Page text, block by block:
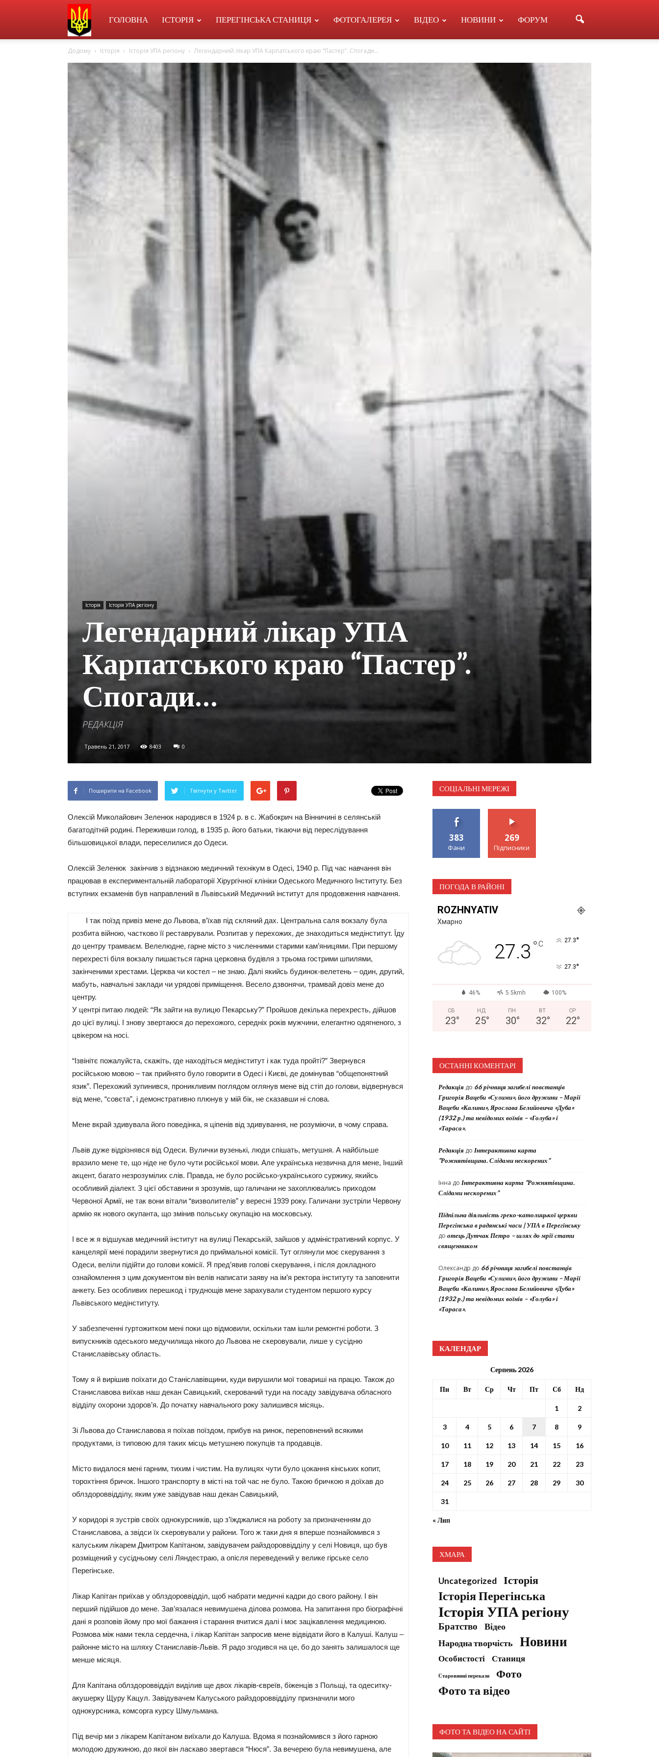
УПА
Перегінську
ГОЛОВНА ІСТОРІЯ ПЕРЕГІНСЬКА СТАНИЦЯ ФОТОГАЛЕРЕЯ ВІДЕО НОВИНИ ФОРУМ
Додому Історія Історія УПА регіону Легендарний лікар УПА Карпатського краю “Пастер”. Спогади…
Історія Історія УПА регіону
Легендарний лікар УПА
Карпатського краю “Пастер”.
Спогади…
РЕДАКЦІЯ
Травень 21, 2017 8403 0
Поширити на Facebook Твітнути у Twitter
Олексій Миколайович Зеленюк народився в 1924 р. в с. Жабокрич на Вінничині в селянській
багатодітній родині. Переживши голод, в 1935 р. його батьки, тікаючи від переслідування
більшовицької влади, переселилися до Одеси.
Олексій Зеленюк закінчив з відзнакою медичний технікум в Одесі, 1940 р. Під час навчання він
працював в експериментальній лабораторії Хірургічної клініки Одеського Медичного Інституту. Без
вступних екзаменів був направлений в Львівський Медичний інститут для продовження навчання.
І так поїзд привіз мене до Львова, в’їхав під скляний дах. Центральна саля вокзалу була
розбита війною, частково її реставрували. Розпитав у перехожих, де знаходиться медінститут. Їду
до центру трамваєм. Велелюдне, гарне місто з численними старими кам’яницями. При першому
перехресті біля вокзалу пишається гарна церковна будівля з трьома гострими шпилями,
закінченими хрестами. Церква чи костел – не знаю. Далі якийсь будинок-велетень – один, другий,
мабуть, навчальні заклади чи урядові приміщення. Весело дзвонячи, трамвай довіз мене до
центру.
У центрі питаю людей: “Як зайти на вулицю Пекарську?” Пройшов декілька перехресть, дійшов
до цієї вулиці. І знову звертаюся до перехожого, середніх років мужчини, елегантно одягненого, з
цвікером на носі.
“Ізвінітє пожалуйста, скажіть, где находіться медінститут і как туда пройті?” Звернувся
російською мовою – так прийнято було говорити в Одесі і Києві, де домінував “общепонятний
язик”. Перехожий зупинився, проникливим поглядом оглянув мене від стіп до голови, відвернувся
від мене, “совєта”, і демонстративно плюнув у мій бік, не сказавши ні слова.
Мене вкрай здивувала його поведінка, я ціпенів від здивування, не розуміючи, в чому справа.
Львів дуже відрізнявся від Одеси. Вулички вузенькі, люди спішать, метушня. А найбільше
вразило мене те, що ніде не було чути російської мови. Але українська незвична для мене, Інший
акцент, багато незрозумілих слів. Правда, не було російсько-українського суржику, якийсь
особливий діалект. З цієї обставини я зрозумів, що галичани не захоплювались приходом
Червоної Армії, не так вони вітали “визволителів” у вересні 1939 року. Галичани зустріли Червону
армію як нового окупанта, що змінив польську окупацію на московську.
І все ж я відшукав медичний інститут на вулиці Пекарській, зайшов у адміністративний корпус. У
канцелярії мені порадили звернутися до приймальної комісії. Тут оглянули моє скерування з
Одеси, веліли підійти до голови комісії. Я пред’явив голові скерування, і після докладного
ознайомлення з цим документом він велів написати заяву на ім’я ректора інституту та заповнити
анкету. Без особливих перешкод і труднощів мене зарахували студентом першого курсу
Львівського медінституту.
У забезпеченні гуртожитком мені поки що відмовили, оскільки там ішли ремонтні роботи. З
випускників одеського медучилища нікого до Львова не скеровували, лише у сусідню
Станиславівську область.
Тому я й вирішив поїхати до Станіславівщини, куди вирушили мої товариші на працю. Також до
Станиславова виїхав наш декан Савицький, скерований туди на посаду завідувача обласного
відділу охорони здоров’я. До початку навчального року залишився місяць.
Зі Львова до Станиславова я поїхав поїздом, прибув на ринок, переповнений всякими
продуктами, із типовою для таких місць метушнею покупців та продавців.
Місто видалося мені гарним, тихим і чистим. На вулицях чути було цокання кінських копит,
торохтіння бричок. Іншого транспорту в місті на той час не було. Такою бричкою я доїхав до
облздороввідділу, яким уже завідував наш декан Савицький,
У коридорі я зустрів своїх однокурсників, що з’їжджалися на роботу за призначенням до
Станиславова, а звідси їх скеровували у райони. Того ж таки дня я вперше познайомився з
калуським лікарем Дмитром Капітаном, завідувачем райздороввідділу у селі Новиця, що був
розміщений у сусідньому селі Ляндестраю, а опісля переведений у велике гірське село
Перегінське.
Лікар Капітан приїхав у облздороввідділ, щоб набрати медичні кадри до свого району. І він
перший підійшов до мене. Зав’язалася невимушена ділова розмова. На запитання про біографічні
дані я розповів йому про мої бажання і старання вчитися далі і моє зацікавлення медициною.
Розмова між нами текла сердечна, і лікар Капітан запросив мене відвідати його в Калуші. Калуш –
районне місто на шляху Станиславів-Львів. Я радо згодився на це, бо до занять залишалося ще
менше місяця.
Для Капітана облздороввідділ виділив ще двох лікарів-євреїв, біженців з Польщі, та одеситку-
акушерку Щуру Кацул. Завідувачем Калуського райздороввідділу призначили мого
однокурсника, комсорга курсу Шмульмана.
Під вечір ми з лікарем Капітаном виїхали до Калуша. Вдома я познайомився з його гарною
молодою дружиною, до якої він ласкаво звертався “Нюся”. За вечерею була невимушена, але
СОЦІАЛЬНІ МЕРЕЖІ
383
Фани
269
Підписники
ПОГОДА В РАЙОНІ
ROZHNYATIV
Хмарно
27.3 °C 27.3°
27.3°
46% 5.5kmh 100%
СБ
23°
НД
25°
ПН
30°
ВТ
32°
СР
22°
ОСТАННІ КОМЕНТАРІ
Редакція до 66 річниця загибелі повстанців
Григорія Вацеби «Сулими», його дружини – Марії
Вацеби «Калини», Ярослава Белийовича «Дуба»
(1932 р.) та невідомих воїнів – «Голуба» і
«Тараса».
Редакція до Інтерактивна карта
“Рожнятівщина. Слідами нескорених”
Інна до Інтерактивна карта “Рожнятівщина.
Слідами нескорених”
Підпільна діяльність греко-католицької церкви
Перегінська в радянські часи | УПА в Перегінську
до отець Дутчак Петро – шлях до мрії стати
священником
Олександр до 66 річниця загибелі повстанців
Григорія Вацеби «Сулими», його дружини – Марії
Вацеби «Калини», Ярослава Белийовича «Дуба»
(1932 р.) та невідомих воїнів – «Голуба» і
«Тараса».
КАЛЕНДАР
Серпень 2026
Пн Вт Ср Чт Пт Сб Нд
« Лип
1 2
3 4 5 6 7 8 9
10 11 12 13 14 15 16
17 18 19 20 21 22 23
24 25 26 27 28 29 30
31
ХМАРА
Uncategorized Історія
Історія Перегінська
Історія УПА регіону
Братство
Відео
Народна творчість
Новини
Особистості Станиця
Старовинні перекази Фото
Фото та відео
ФОТО ТА ВІДЕО НА САЙТІ